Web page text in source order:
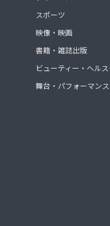
スポーツ
映像・映画
書籍・雑誌出版
ビューティー・ヘル
舞台・パフォーマンス